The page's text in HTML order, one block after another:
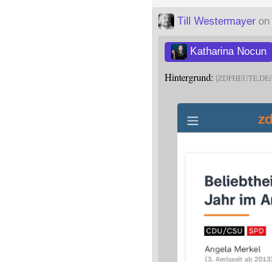
Till Westermayer on
Katharina Nocun
Hintergrund: